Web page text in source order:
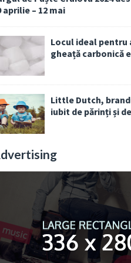
aprilie – 12 mai
Locul ideal pentru
gheață carbonică
Little Dutch,
iubit de părinți și